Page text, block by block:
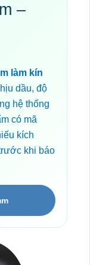
–
làm kín
dầu, độ
hệ thống
có mã
kích
khi báo